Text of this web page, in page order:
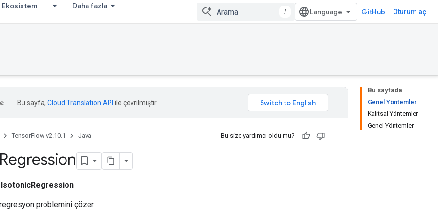
Ekosistem Daha fazla
/ GitHub Oturum aç
Bu sayfada
Genel Yöntemler
Kalıtsal Yöntemler
Genel Yöntemler
Bu sayfa, Cloud Translation API ile çevrilmiştir.
TensorFlow v2.10.1 Java Bu size yardımcı oldu mu?
Regression
IsotonicRegression
problemini çözer.